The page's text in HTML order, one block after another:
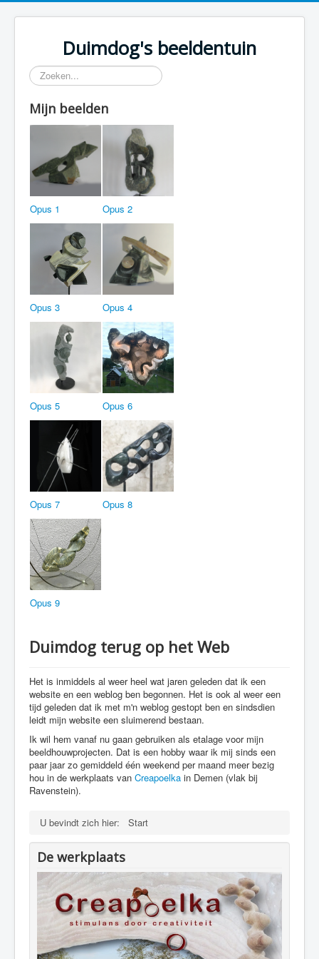
Duimdog's beeldentuin
Zoeken...
Mijn beelden
Opus 1 Opus 2
Opus 3 Opus 4
Opus 5 Opus 6
Opus 7 Opus 8
Opus 9
Duimdog terug op het Web
Het is inmiddels al weer heel wat jaren geleden dat ik een
website en een weblog ben begonnen. Het is ook al weer een
tijd geleden dat ik met m'n weblog gestopt ben en sindsdien
leidt mijn website een sluimerend bestaan.
Ik wil hem vanaf nu gaan gebruiken als etalage voor mijn
beeldhouwprojecten. Dat is een hobby waar ik mij sinds een
paar jaar zo gemiddeld één weekend per maand meer bezig
hou in de werkplaats van Creapoelka in Demen (vlak bij
Ravenstein).
U bevindt zich hier: Start
De werkplaats